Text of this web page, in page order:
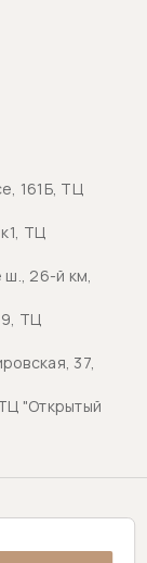
161Б, ТЦ
ТЦ
ш., 26-й км,
9, ТЦ
37,
"Открытый